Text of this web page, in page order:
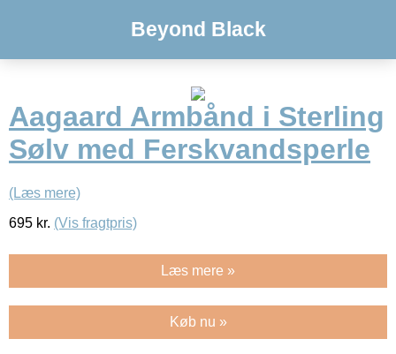
Beyond Black
Aagaard Armbånd i Sterling
Sølv med Ferskvandsperle
(Læs mere)
695 kr. (Vis fragtpris)
Læs mere »
Køb nu »